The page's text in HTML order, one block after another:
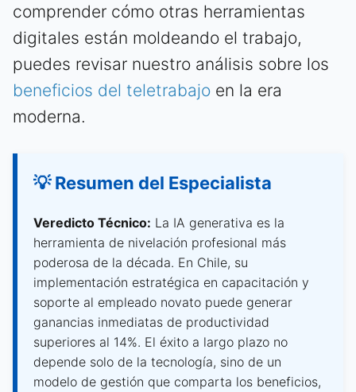
comprender cómo otras herramientas
digitales están moldeando el trabajo,
puedes revisar nuestro análisis sobre los
beneficios del teletrabajo en la era
moderna.
💡 Resumen del Especialista
Veredicto Técnico: La IA generativa es la
herramienta de nivelación profesional más
poderosa de la década. En Chile, su
implementación estratégica en capacitación y
soporte al empleado novato puede generar
ganancias inmediatas de productividad
superiores al 14%. El éxito a largo plazo no
depende solo de la tecnología, sino de un
modelo de gestión que comparta los beneficios,